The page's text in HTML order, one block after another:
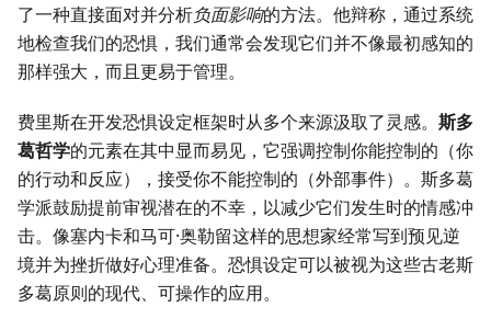
了一种直接面对并分析负面影响的方法。他辩称，通过系统
地检查我们的恐惧，我们通常会发现它们并不像最初感知的
那样强大，而且更易于管理。
费里斯在开发恐惧设定框架时从多个来源汲取了灵感。 斯多
葛哲学的元素在其中显而易见，它强调控制你能控制的（你
的行动和反应），接受你不能控制的（外部事件）。斯多葛
学派鼓励提前审视潜在的不幸，以减少它们发生时的情感冲
击。像塞内卡和马可·奥勒留这样的思想家经常写到预见逆
境并为挫折做好心理准备。恐惧设定可以被视为这些古老斯
多葛原则的现代、可操作的应用。